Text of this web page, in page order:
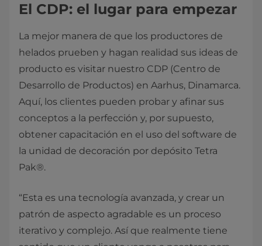
El CDP: el lugar para empezar
La mejor manera de que los productores de
helados prueben y hagan realidad sus ideas de
producto es visitar nuestro CDP (Centro de
Desarrollo de Productos) en Aarhus, Dinamarca.
Aquí, los clientes pueden probar y afinar sus
conceptos a la perfección y, por supuesto,
obtener capacitación en el uso del software de
la unidad de decoración por depósito Tetra
Pak®.
“Esta es una tecnología avanzada, y crear un
patrón de aspecto agradable es un proceso
iterativo y complejo. Así que realmente tiene